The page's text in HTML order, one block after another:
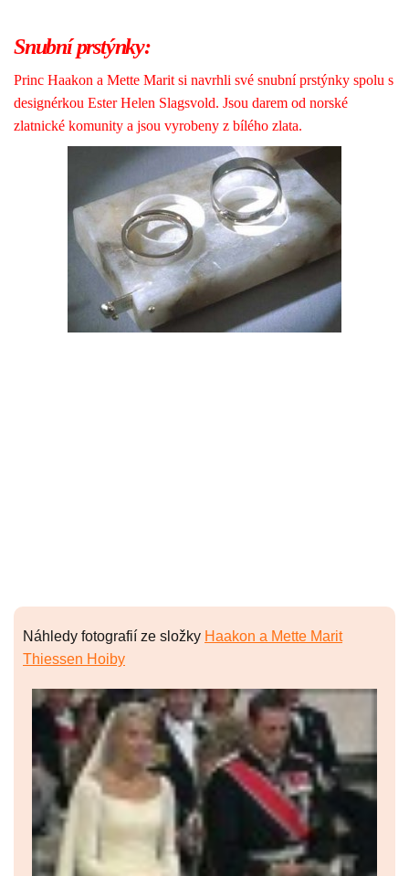
Snubní prstýnky:
Princ Haakon a Mette Marit si navrhli své snubní prstýnky spolu s
designérkou Ester Helen Slagsvold. Jsou darem od norské
zlatnické komunity a jsou vyrobeny z bílého zlata.
Náhledy fotografií ze složky Haakon a Mette Marit
Thiessen Hoiby